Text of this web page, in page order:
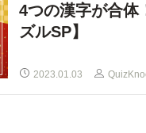
4つの漢字が合体
ズルSP】
2023.01.03